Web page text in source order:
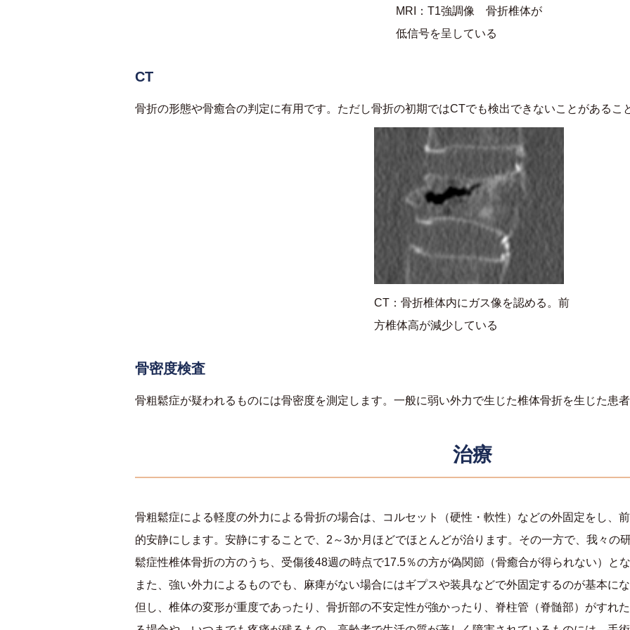
MRI：T1強調像 骨折椎体が
低信号を呈している
CT
骨折の形態や骨癒合の判定に有用です。ただし骨折の初期ではCTでも検出できないことがあるこ
CT：骨折椎体内にガス像を認める。前
方椎体高が減少している
骨密度検査
骨粗鬆症が疑われるものには骨密度を測定します。一般に弱い外力で生じた椎体骨折を生じた患
治療
骨粗鬆症による軽度の外力による骨折の場合は、コルセット（硬性・軟性）などの外固定をし、
的安静にします。安静にすることで、2～3か月ほどでほとんどが治ります。その一方で、我々の
鬆症性椎体骨折の方のうち、受傷後48週の時点で17.5％の方が偽関節（骨癒合が得られない）とな
また、強い外力によるものでも、麻痺がない場合にはギプスや装具などで外固定するのが基本にな
但し、椎体の変形が重度であったり、骨折部の不安定性が強かったり、脊柱管（脊髄部）がすれ